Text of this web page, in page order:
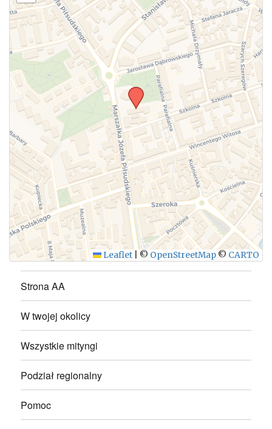
WYŚLIJ
Leaflet © OpenStreetMap © CARTO
Strona AA
W twojej okolicy
Wszystkie mityngi
Podział regionalny
Pomoc